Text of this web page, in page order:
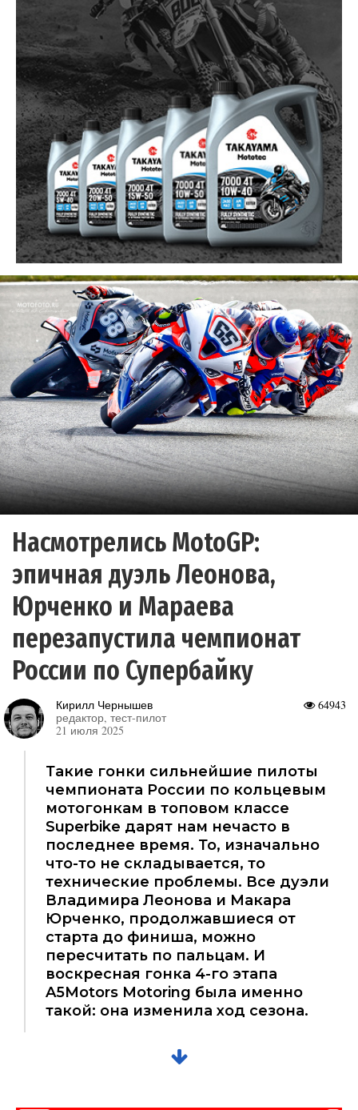
Насмотрелись MotoGP:
эпичная дуэль Леонова,
Юрченко и Мараева
перезапустила чемпионат
России по Супербайку
64943
Кирилл Чернышев
редактор, тест-пилот
21 июля 2025
Такие гонки сильнейшие пилоты
чемпионата России по кольцевым
мотогонкам в топовом классе
Superbike дарят нам нечасто в
последнее время. То, изначально
что-то не складывается, то
технические проблемы. Все дуэли
Владимира Леонова и Макара
Юрченко, продолжавшиеся от
старта до финиша, можно
пересчитать по пальцам. И
воскресная гонка 4-го этапа
A5Motors Motoring была именно
такой: она изменила ход сезона.